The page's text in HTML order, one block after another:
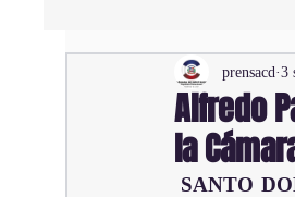
Alfredo
la
prensacd 3
SANTO